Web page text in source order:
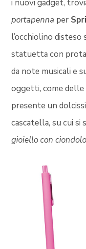
i nuovi gadget,
portapenna per
l’occhiolino disteso
statuetta con
da note musicali e
oggetti, come delle
presente un
cascatella, su cui
gioiello con